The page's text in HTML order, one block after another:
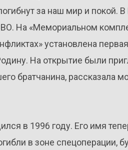
за наш мир и покой.
На «Мемориальном
установлена
На открытие были
братчанина, рассказала
в 1996 году. Его имя
в зоне спецоперации,